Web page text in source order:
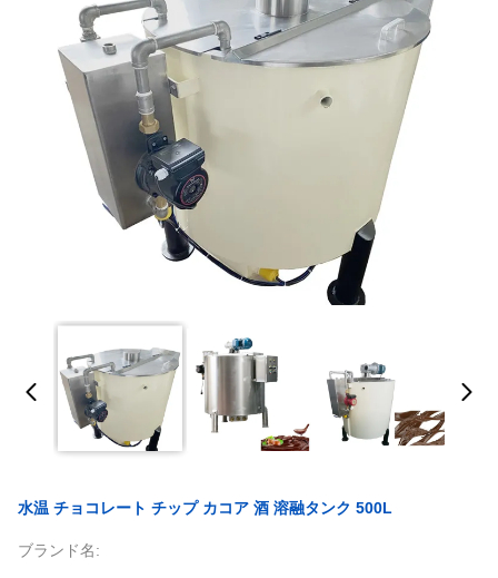
水温 チョコレート チップ カコア 酒 溶融タンク 500L
ブランド名: